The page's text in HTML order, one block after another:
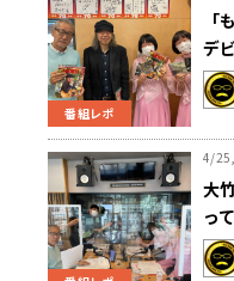
番組レポ
「
デ
た
た
4/
大
っ
い